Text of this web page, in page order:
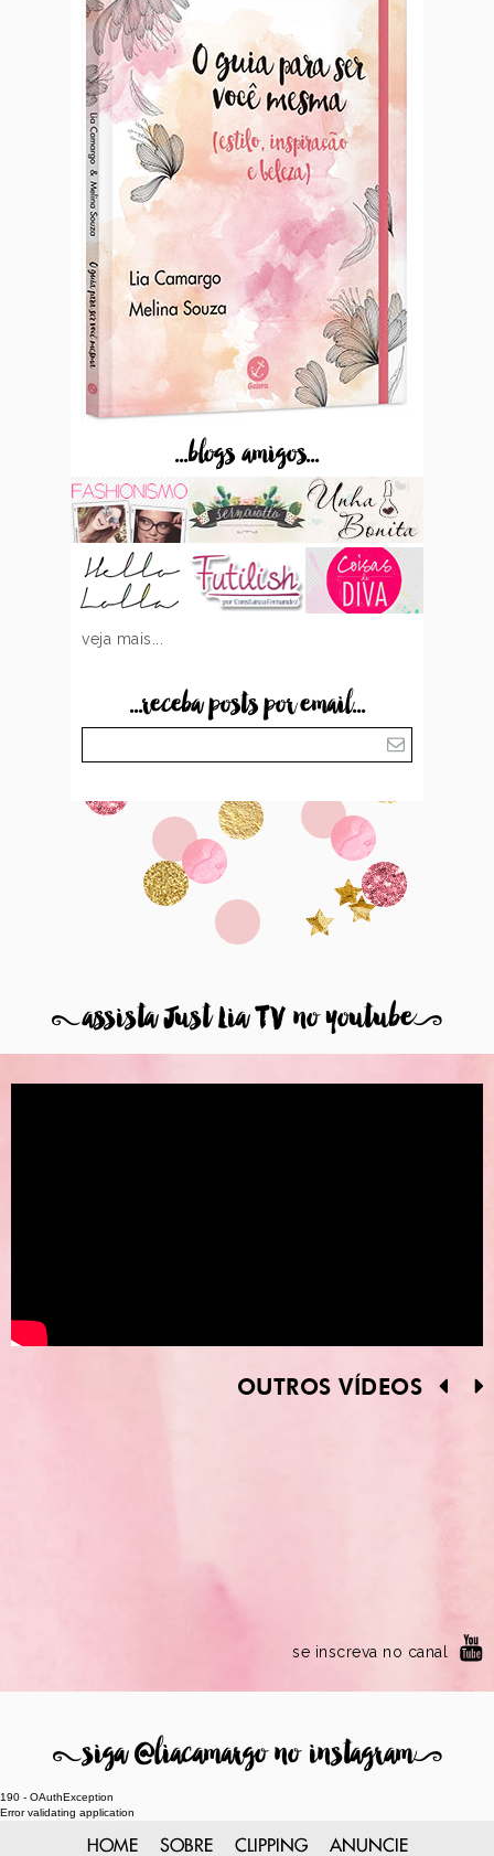
...blogs amigos...
veja mais...
...receba posts por email...
8assista Just Lia TV no youtube9
OUTROS VÍDEOS
se inscreva no canal
8siga @liacamargo no instagram9
190 - OAuthException
Error validating application
HOME SOBRE CLIPPING ANUNCIE